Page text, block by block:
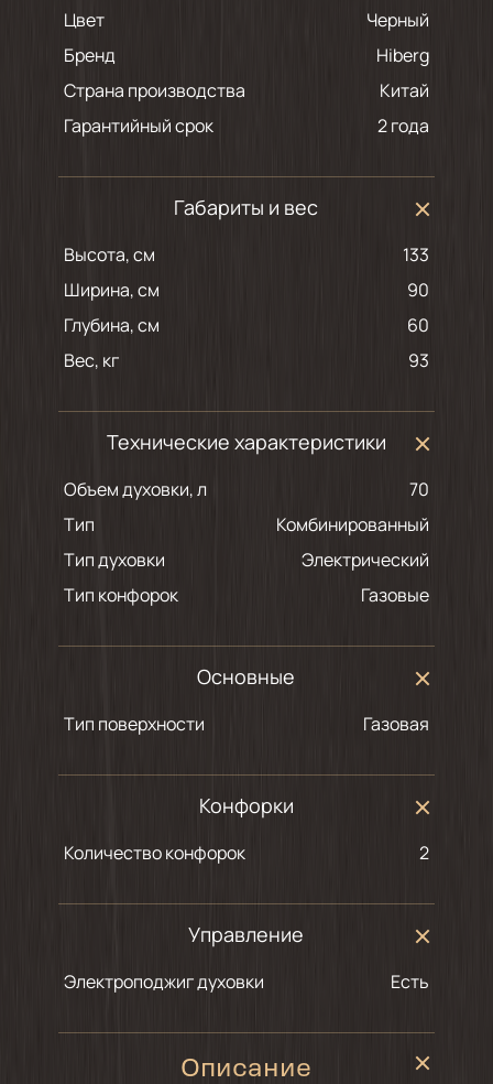
Цвет
черный
Бренд
Hiberg
Страна производства
Китай
Гарантийный срок
2 года
Габариты и вес
Высота, см
133
Ширина, см
90
Глубина, см
60
Вес, кг
93
Технические характеристики
Объем духовки, л
70
Тип
Комбинированный
Тип духовки
Электрический
Тип конфорок
Газовые
Основные
Тип поверхности Газовая
Конфорки
Количество конфорок 2
Управление
Электроподжиг духовки Есть
Описание